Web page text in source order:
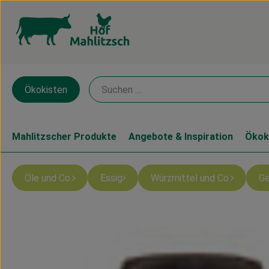
Ökokisten
Mahlitzscher Produkte Angebote & Inspiration
Öle und Co. Essig Würzmittel und Co.